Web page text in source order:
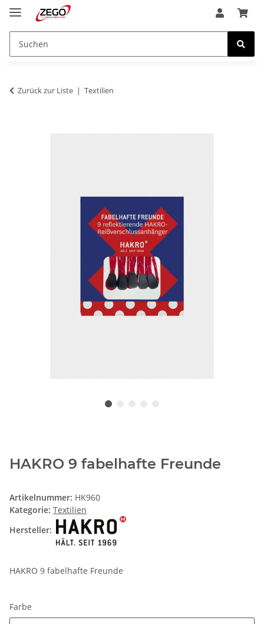
Zurück zur Liste Textilien
HAKRO 9 fabelhafte Freunde
Artikelnummer: HK960
Kategorie: Textilien
Hersteller:
HAKRO 9 fabelhafte Freunde
Farbe